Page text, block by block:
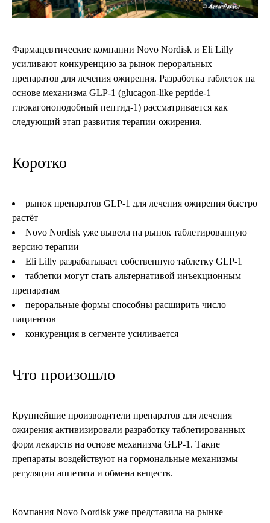
Фармацевтические компании Novo Nordisk и Eli Lilly
усиливают конкуренцию за рынок пероральных
препаратов для лечения ожирения. Разработка таблеток на
основе механизма GLP-1 (glucagon-like peptide-1 —
глюкагоноподобный пептид-1) рассматривается как
следующий этап развития терапии ожирения.
Коротко
рынок препаратов GLP-1 для лечения ожирения быстро
растёт
Novo Nordisk уже вывела на рынок таблетированную
версию терапии
Eli Lilly разрабатывает собственную таблетку GLP-1
таблетки могут стать альтернативой инъекционным
препаратам
пероральные формы способны расширить число
пациентов
конкуренция в сегменте усиливается
Что произошло
Крупнейшие производители препаратов для лечения
ожирения активизировали разработку таблетированных
форм лекарств на основе механизма GLP-1. Такие
препараты воздействуют на гормональные механизмы
регуляции аппетита и обмена веществ.
Компания Novo Nordisk уже представила на рынке